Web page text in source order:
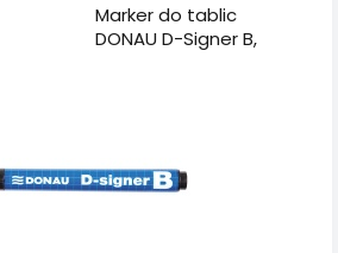
Marker do tablic
DONAU D-Signer B,